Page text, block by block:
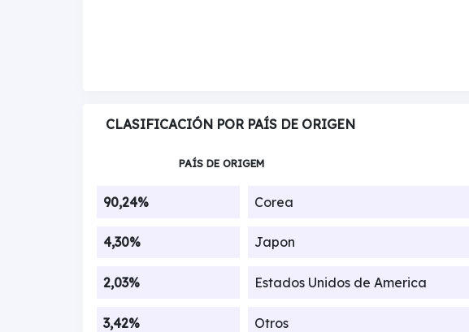
CLASIFICACIÓN POR PAÍS DE ORIGEN
PAÍS DE ORIGEM
90,24% Corea
4,30% Japon
2,03% Estados Unidos de America
3,42% Otros